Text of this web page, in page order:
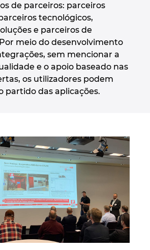
de parceiros: parceiros
tecnológicos,
e parceiros de
meio do desenvolvimento
sem mencionar a
e o apoio baseado nas
os utilizadores podem
partido das aplicações.